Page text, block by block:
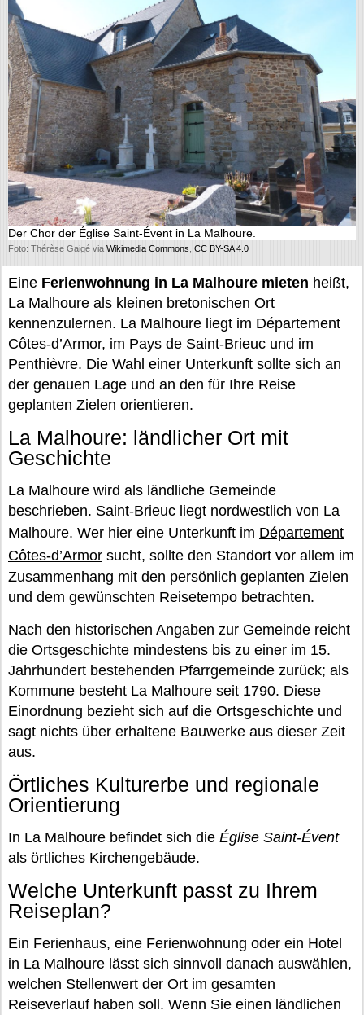
Der Chor der Église Saint-Évent in La Malhoure.
Foto: Thérèse Gaigé via Wikimedia Commons CC BY-SA 4.0
Eine Ferienwohnung in La Malhoure mieten heißt,
La Malhoure als kleinen bretonischen Ort
kennenzulernen. La Malhoure liegt im Département
Côtes-d’Armor, im Pays de Saint-Brieuc und im
Penthièvre. Die Wahl einer Unterkunft sollte sich an
der genauen Lage und an den für Ihre Reise
geplanten Zielen orientieren.
La Malhoure: ländlicher Ort mit
Geschichte
La Malhoure wird als ländliche Gemeinde
beschrieben. Saint-Brieuc liegt nordwestlich von La
Malhoure. Wer hier eine Unterkunft im Département
Côtes-d’Armor sucht, sollte den Standort vor allem im
Zusammenhang mit den persönlich geplanten Zielen
und dem gewünschten Reisetempo betrachten.
Nach den historischen Angaben zur Gemeinde reicht
die Ortsgeschichte mindestens bis zu einer im 15.
Jahrhundert bestehenden Pfarrgemeinde zurück; als
Kommune besteht La Malhoure seit 1790. Diese
Einordnung bezieht sich auf die Ortsgeschichte und
sagt nichts über erhaltene Bauwerke aus dieser Zeit
aus.
Örtliches Kulturerbe und regionale
Orientierung
In La Malhoure befindet sich die Église Saint-Évent
als örtliches Kirchengebäude.
Welche Unterkunft passt zu Ihrem
Reiseplan?
Ein Ferienhaus, eine Ferienwohnung oder ein Hotel
in La Malhoure lässt sich sinnvoll danach auswählen,
welchen Stellenwert der Ort im gesamten
Reiseverlauf haben soll. Wenn Sie einen ländlichen